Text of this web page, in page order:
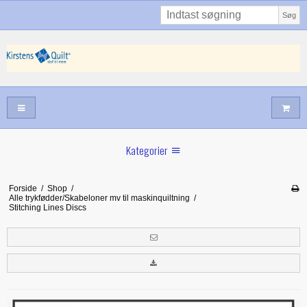
Søg
Kategorier
Juni nyt
Maj/juni nyt
Forår hos Kirstens Quilt
Alle trykfødder/Skabeloner mv til maskinquiltning
Tilbud
Forside / Shop /
Alle trykfødder/Skabeloner mv til maskinquiltning /
Stitching Lines Discs